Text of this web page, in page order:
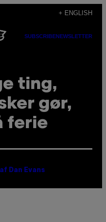
+ ENGLISH
SUBSCRIBENEWSLETTER
ting,
gør,
ferie
Dan Evans